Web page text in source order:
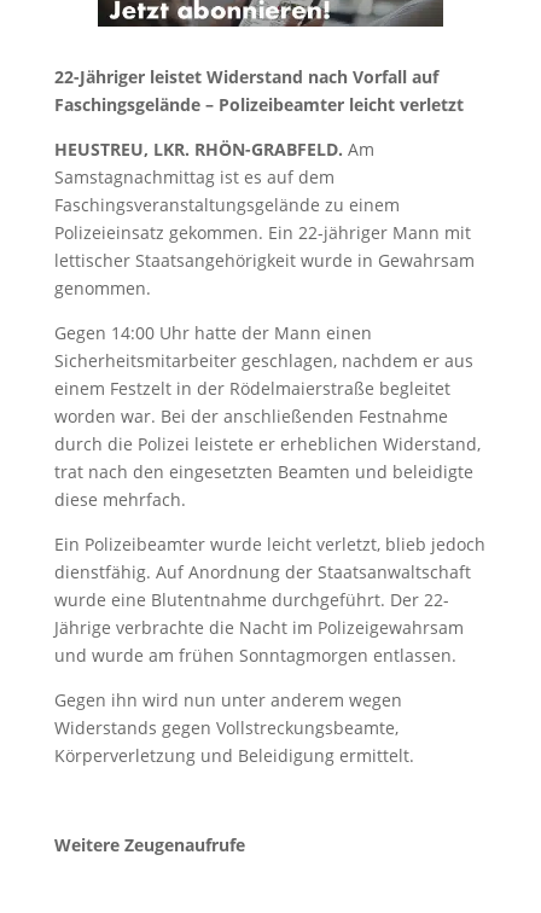
22-Jähriger leistet Widerstand nach Vorfall auf
Faschingsgelände – Polizeibeamter leicht verletzt
HEUSTREU, LKR. RHÖN-GRABFELD. Am
Samstagnachmittag ist es auf dem
Faschingsveranstaltungsgelände zu einem
Polizeieinsatz gekommen. Ein 22-jähriger Mann mit
lettischer Staatsangehörigkeit wurde in Gewahrsam
genommen.
Gegen 14:00 Uhr hatte der Mann einen
Sicherheitsmitarbeiter geschlagen, nachdem er aus
einem Festzelt in der Rödelmaierstraße begleitet
worden war. Bei der anschließenden Festnahme
durch die Polizei leistete er erheblichen Widerstand,
trat nach den eingesetzten Beamten und beleidigte
diese mehrfach.
Ein Polizeibeamter wurde leicht verletzt, blieb jedoch
dienstfähig. Auf Anordnung der Staatsanwaltschaft
wurde eine Blutentnahme durchgeführt. Der 22-
Jährige verbrachte die Nacht im Polizeigewahrsam
und wurde am frühen Sonntagmorgen entlassen.
Gegen ihn wird nun unter anderem wegen
Widerstands gegen Vollstreckungsbeamte,
Körperverletzung und Beleidigung ermittelt.
Weitere Zeugenaufrufe